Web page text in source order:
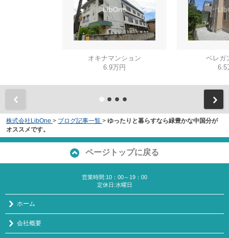
オキナマンション
6.9万円
ベレガ
6.5
株式会社LibOne > ブログ記事一覧 > ゆったりと暮らすなら緑豊かな中国分が
オススメです。
ページトップに戻る
営業時間:10：00～19：00
定休日:水曜日
ホーム
会社概要